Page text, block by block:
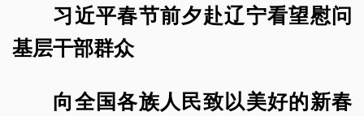
习近平春节前夕赴辽宁看望慰问
基层干部群众
向全国各族人民致以美好的新春